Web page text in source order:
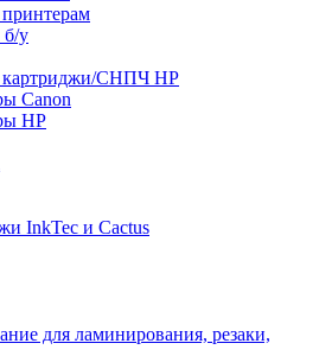
принтерам
у
картриджи/СНПЧ HP
Canon
HP
InkTec и Cactus
для ламинирования, резаки,